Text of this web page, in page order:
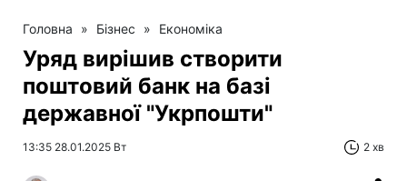
Головна » Бізнес » Економіка
Уряд вирішив створити
поштовий банк на базі
державної "Укрпошти"
13:35 28.01.2025 Вт 2 хв